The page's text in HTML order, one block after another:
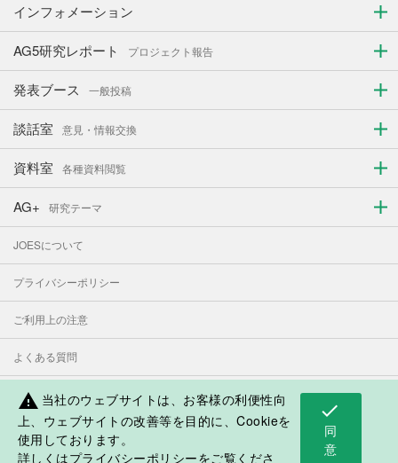
インフォメーション
AG5研究レポート プロジェクト報告
発表ブース 一般投稿
談話室 意見・情報交換
資料室 各種資料閲覧
AG+ 研究テーマ
JOESについて
プライバシーポリシー
ご利用上の注意
よくある質問
お問い合わせ
表示モード：
warning 当社のウェブサイトは、お客様の利便性向
上、ウェブサイトの改善等を目的に、Cookieを
使用しております。
詳しくはプライバシーポリシーをご覧くださ
check
同
意